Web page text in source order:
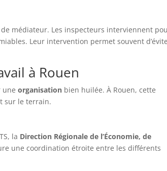
médiateur. Les inspecteurs interviennent
Leur intervention permet souvent
à Rouen
uneorganisation bien huilée. À Rouen, cette
sur le terrain.
la Direction Régionale de l’Économie, de
une coordination étroite entre les différents